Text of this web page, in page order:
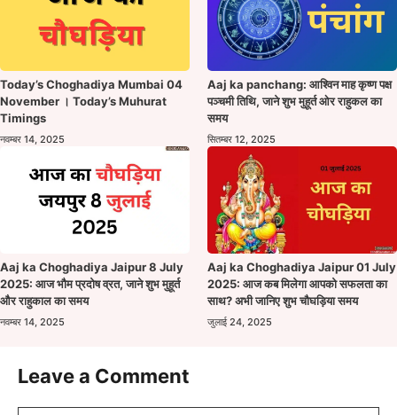
Today’s Choghadiya Mumbai 04
November । Today’s Muhurat
Timings
नवम्बर 14, 2025
Aaj ka panchang: आश्विन माह कृष्ण पक्ष
पञ्चमी तिथि, जाने शुभ मुहूर्त ओर राहुकल का
समय
सितम्बर 12, 2025
Aaj ka Choghadiya Jaipur 8 July
2025: आज भौम प्रदोष व्रत, जाने शुभ मुहूर्त
और राहुकाल का समय
नवम्बर 14, 2025
Aaj ka Choghadiya Jaipur 01 July
2025: आज कब मिलेगा आपको सफलता का
साथ? अभी जानिए शुभ चौघड़िया समय
जुलाई 24, 2025
Leave a Comment